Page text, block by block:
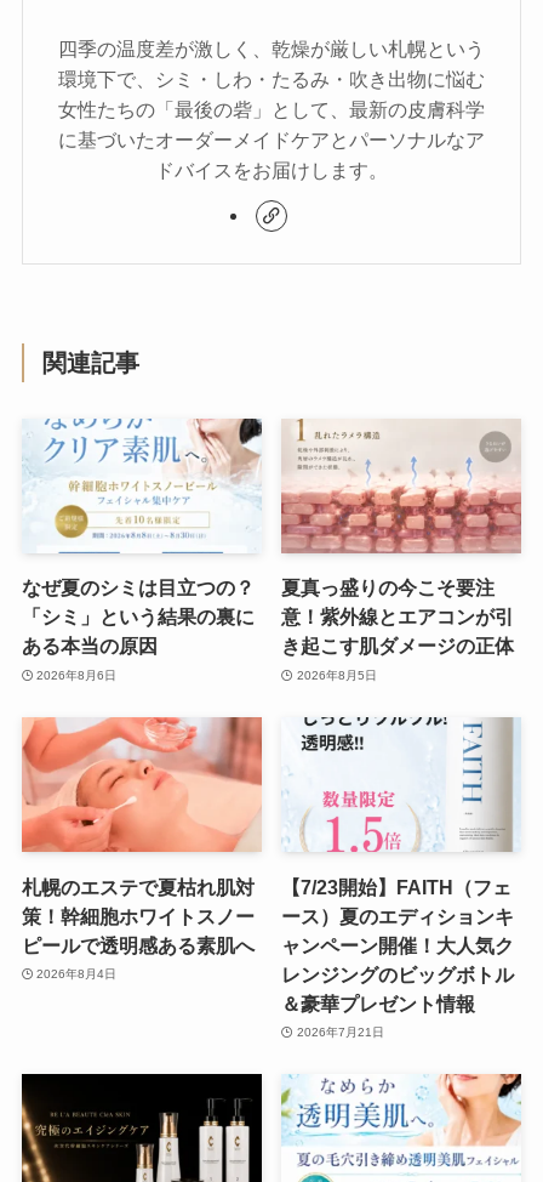
四季の温度差が激しく、乾燥が厳しい札幌という
環境下で、シミ・しわ・たるみ・吹き出物に悩む
女性たちの「最後の砦」として、最新の皮膚科学
に基づいたオーダーメイドケアとパーソナルなア
ドバイスをお届けします。
関連記事
なぜ夏のシミは目立つの？
「シミ」という結果の裏に
ある本当の原因
2026年8月6日
夏真っ盛りの今こそ要注
意！紫外線とエアコンが引
き起こす肌ダメージの正体
2026年8月5日
札幌のエステで夏枯れ肌対
策！幹細胞ホワイトスノー
ピールで透明感ある素肌へ
2026年8月4日
【7/23開始】FAITH（フェ
ース）夏のエディションキ
ャンペーン開催！大人気ク
レンジングのビッグボトル
＆豪華プレゼント情報
2026年7月21日